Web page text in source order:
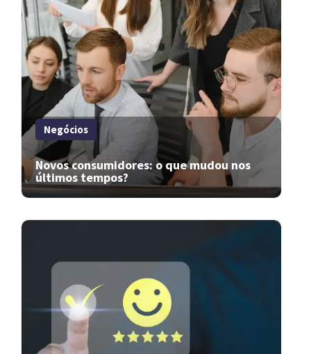
Negócios
Novos consumidores: o que mudou nos
últimos tempos?